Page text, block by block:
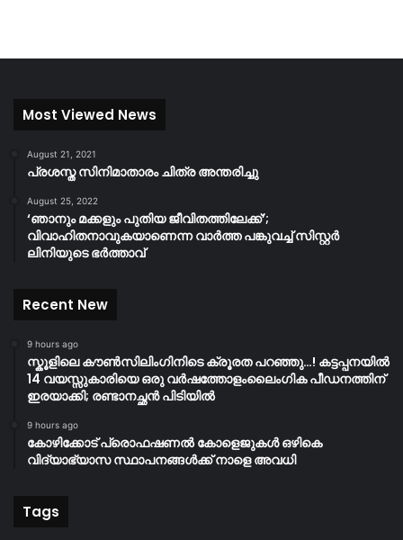
Most Viewed News
August 21, 2021
പ്രശസ്ത സിനിമാതാരം ചിത്ര അന്തരിച്ചു
August 25, 2022
‘ഞാനും മക്കളും പുതിയ ജീവിതത്തിലേക്ക്’;
വിവാഹിതനാവുകയാണെന്ന വാർത്ത പങ്കുവച്ച് സിസ്റ്റർ
ലിനിയുടെ ഭർത്താവ്
Recent New
9 hours ago
സ്കൂളിലെ കൗൺസിലിംഗിനിടെ ക്രൂരത പറഞ്ഞു…! കട്ടപ്പനയിൽ
14 വയസ്സുകാരിയെ ഒരു വർഷത്തോളംലൈംഗിക പീഡനത്തിന്
ഇരയാക്കി; രണ്ടാനച്ഛൻ പിടിയിൽ
9 hours ago
കോഴിക്കോട് പ്രൊഫഷണൽ കോളെജുകൾ ഒഴികെ
വിദ്യാഭ്യാസ സ്ഥാപനങ്ങൾക്ക് നാളെ അവധി
Tags